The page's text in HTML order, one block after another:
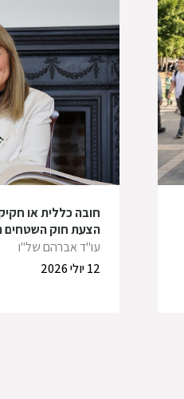
חובה כללית או
הצעת חוק השטחים
עו"ד אברהם של"ו
12 יולי 2026